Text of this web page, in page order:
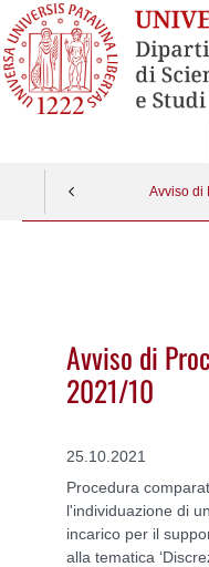
Avviso di
Avviso di
2021/10
25.10.2021
Procedura
l'individuazione di
incarico per il
alla tematica